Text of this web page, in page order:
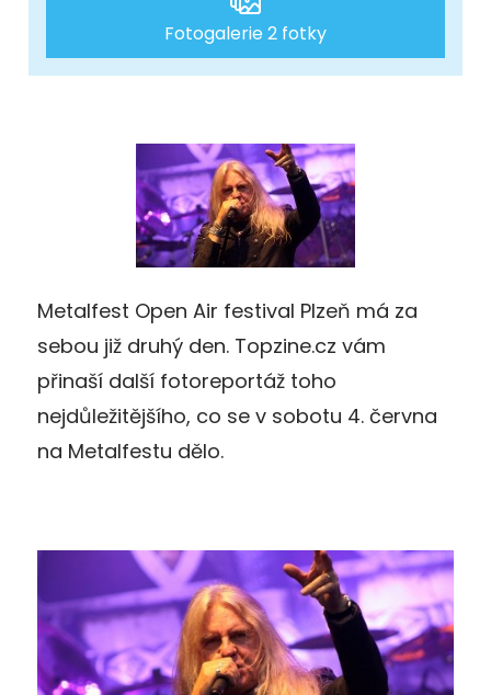
Fotogalerie 2 fotky
Metalfest Open Air festival Plzeň má za
sebou již druhý den. Topzine.cz vám
přinaší další fotoreportáž toho
nejdůležitějšího, co se v sobotu 4. června
na Metalfestu dělo.